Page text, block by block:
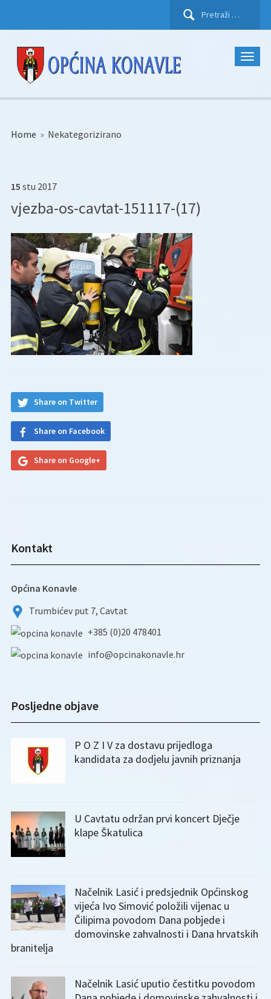
Pretraži:
Home » Nekategorizirano
15 stu 2017
vjezba-os-cavtat-151117-(17)
Share on Twitter
Share on Facebook
Share on Google+
Kontakt
Općina Konavle
Trumbićev put 7, Cavtat
+385 (0)20 478401
info@opcinakonavle.hr
Posljedne objave
P O Z I V za dostavu prijedloga
kandidata za dodjelu javnih priznanja
U Cavtatu održan prvi koncert Dječje
klape Škatulica
Načelnik Lasić i predsjednik Općinskog
vijeća Ivo Simović položili vijenac u
Čilipima povodom Dana pobjede i
domovinske zahvalnosti i Dana hrvatskih
branitelja
Načelnik Lasić uputio čestitku povodom